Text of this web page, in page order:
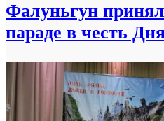
Фалуньгун
параде в честь